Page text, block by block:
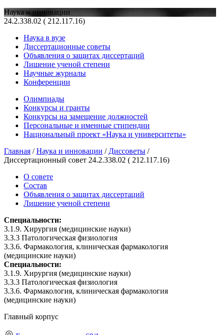
Наука и инновации
24.2.338.02 ( 212.117.16)
Наука в вузе
Диссертационные советы
Объявления о защитах диссертаций
Лишение ученой степени
Научные журналы
Конференции
Олимпиады
Конкурсы и гранты
Конкурсы на замещение должностей
Персональные и именные стипендии
Национальный проект «Наука и университеты»
Главная /Наука и инновации / Диссоветы /
Диссертационный совет 24.2.338.02 ( 212.117.16)
О совете
Состав
Объявления о защитах диссертаций
Лишение ученой степени
Специальности:
3.1.9. Хирургия (медицинские науки)
3.3.3 Патологическая физиология
3.3.6. Фармакология, клиническая фармакология
(медицинские науки)
Специальности:
3.1.9. Хирургия (медицинские науки)
3.3.3 Патологическая физиология
3.3.6. Фармакология, клиническая фармакология
(медицинские науки)
Главный корпус